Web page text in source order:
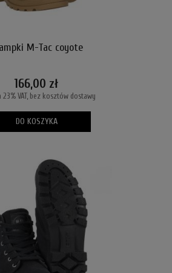
M-Tac coyote
166,00 zł
23% VAT, bez kosztów dostawy
DO KOSZYKA